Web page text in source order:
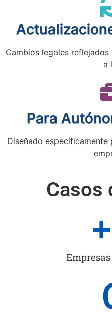
Cambios legales
a
Para
Diseñado
Casos
+